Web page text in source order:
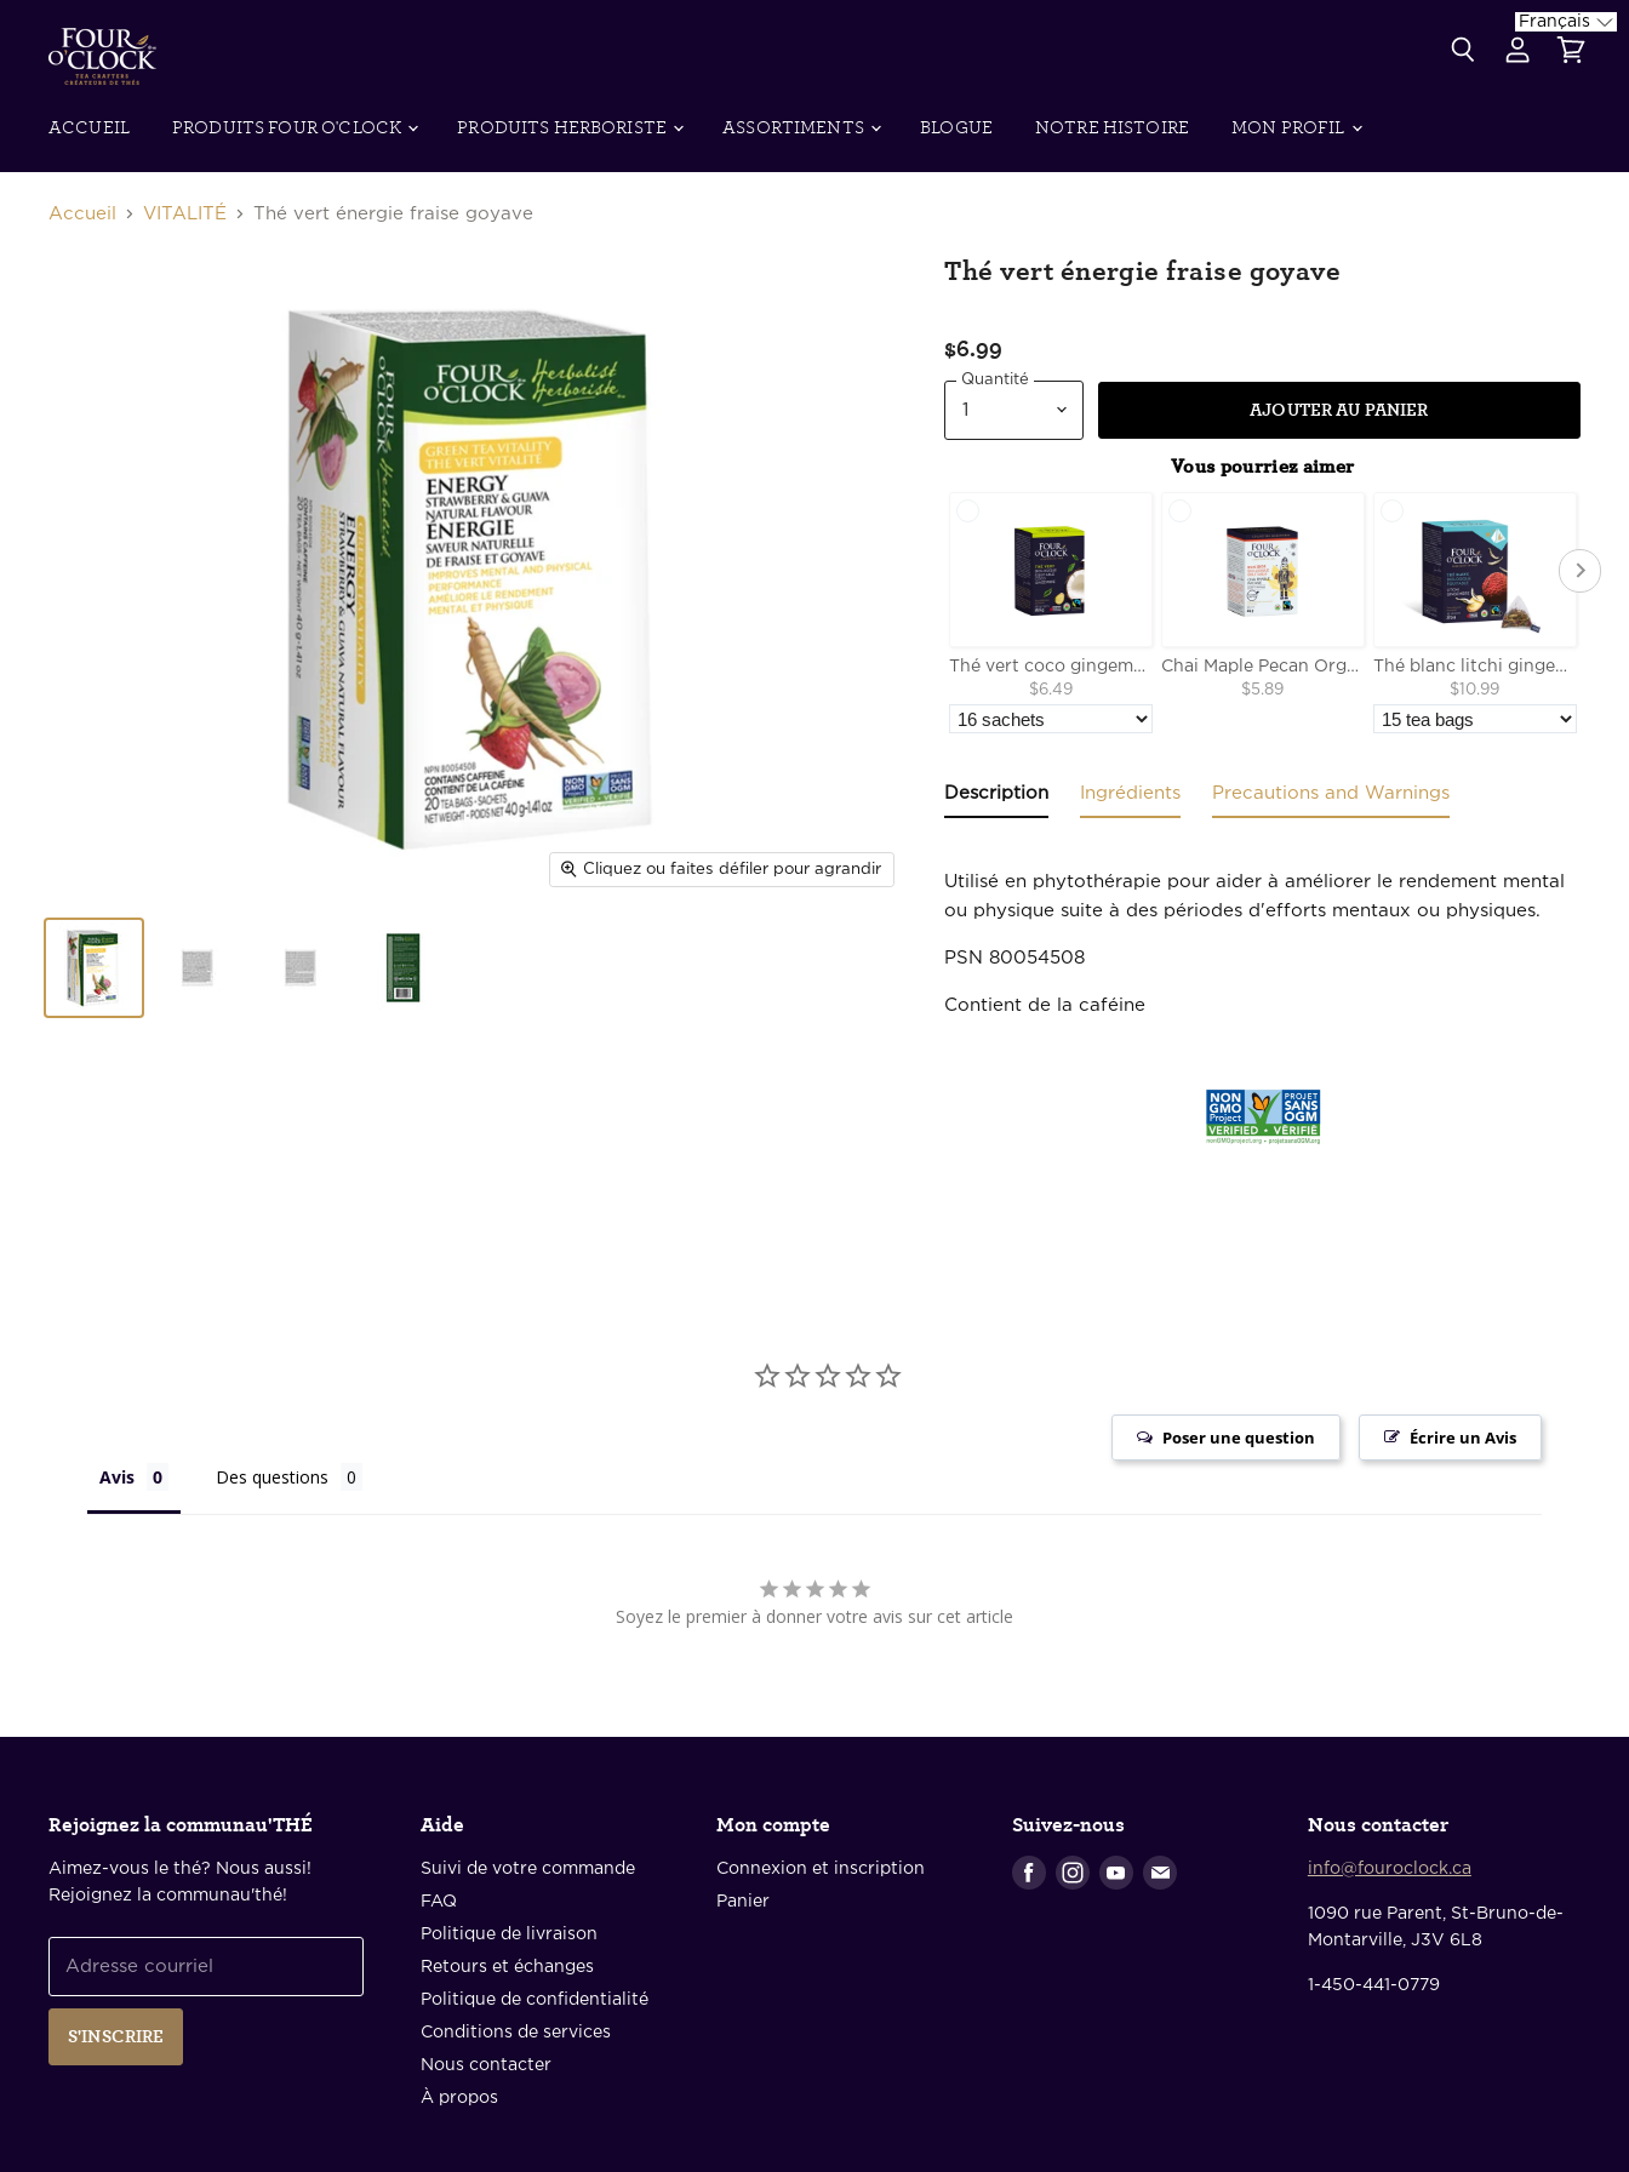
ACCUEIL PRODUITS FOUR O'CLOCK PRODUITS HERBORISTE ASSORTIMENTS BLOGUE NOTRE HISTOIRE MON PROFIL
Accueil VITALITÉ Thé vert énergie fraise goyave
Cliquez ou faites défiler pour agrandir
Thé vert énergie fraise goyave
$6.99
Quantité
AJOUTER AU PANIER
Vous pourriez aimer
Thé vert coco gingembre Biologique Équitable
$6.49
Chai Maple Pecan Organic Fairtrade Herbal Tea
$5.89
Thé blanc litchi gingembre Biologique Équitable
$10.99
Description
Utilisé en phytothérapie pour aider à améliorer le rendement mental
ou physique suite à des périodes d'efforts mentaux ou physiques.
PSN 80054508
Contient de la caféine
Ingrédients Precautions and Warnings
Écrire un Avis
Poser une question
Avis Des questions
Soyez le premier à donner votre avis sur cet article
Rejoignez la communau'THÉ
Aimez-vous le thé? Nous aussi!
Rejoignez la communau'thé!
Adresse courriel
S'INSCRIRE
Aide
Suivi de votre commande
FAQ
Politique de livraison
Retours et échanges
Politique de confidentialité
Conditions de services
Nous contacter
À propos
Mon compte
Connexion et inscription
Panier
Suivez-nous
Trouvez-Trouvez-Trouvez-Trouvez-
Nous contacter
info@fouroclock.ca
1090 rue Parent, St-Bruno-de-
Montarville, J3V 6L8
1-450-441-0779
Français
{{currency}}{{discount}}